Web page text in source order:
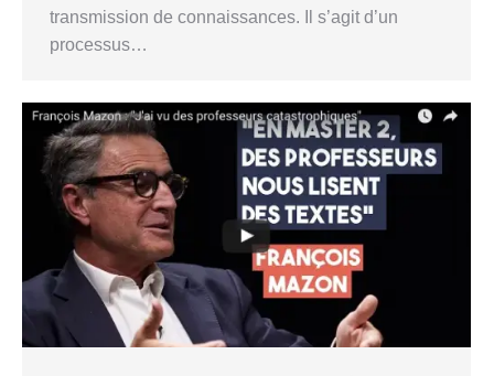
transmission de connaissances. Il s’agit d’un
processus…